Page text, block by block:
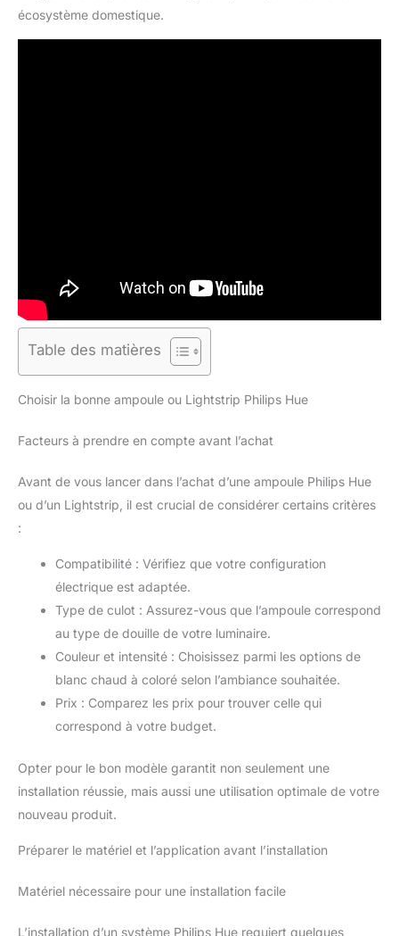
écosystème domestique.
Table des matières
Choisir la bonne ampoule ou Lightstrip Philips Hue
Facteurs à prendre en compte avant l’achat
Avant de vous lancer dans l’achat d’une ampoule Philips Hue
ou d’un Lightstrip, il est crucial de considérer certains critères
:
Compatibilité : Vérifiez que votre configuration
électrique est adaptée.
Type de culot : Assurez-vous que l’ampoule correspond
au type de douille de votre luminaire.
Couleur et intensité : Choisissez parmi les options de
blanc chaud à coloré selon l’ambiance souhaitée.
Prix : Comparez les prix pour trouver celle qui
correspond à votre budget.
Opter pour le bon modèle garantit non seulement une
installation réussie, mais aussi une utilisation optimale de votre
nouveau produit.
Préparer le matériel et l’application avant l’installation
Matériel nécessaire pour une installation facile
L’installation d’un système Philips Hue requiert quelques